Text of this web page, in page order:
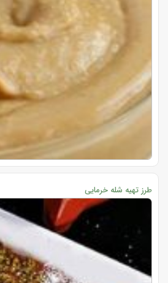
طرز تهیه شله خرمایی